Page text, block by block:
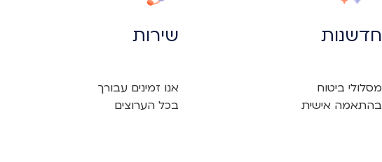
חדשנות
בהתאמה אישית
שירות
בכל הערוצים